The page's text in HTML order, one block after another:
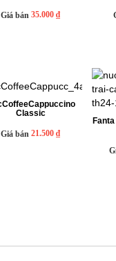
Giá bán35.000 ₫
Classic
Giá bán21.500 ₫